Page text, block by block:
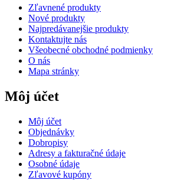
Zľavnené produkty
Nové produkty
Najpredávanejšie produkty
Kontaktujte nás
Všeobecné obchodné podmienky
O nás
Mapa stránky
Môj účet
Môj účet
Objednávky
Dobropisy
Adresy a fakturačné údaje
Osobné údaje
Zľavové kupóny